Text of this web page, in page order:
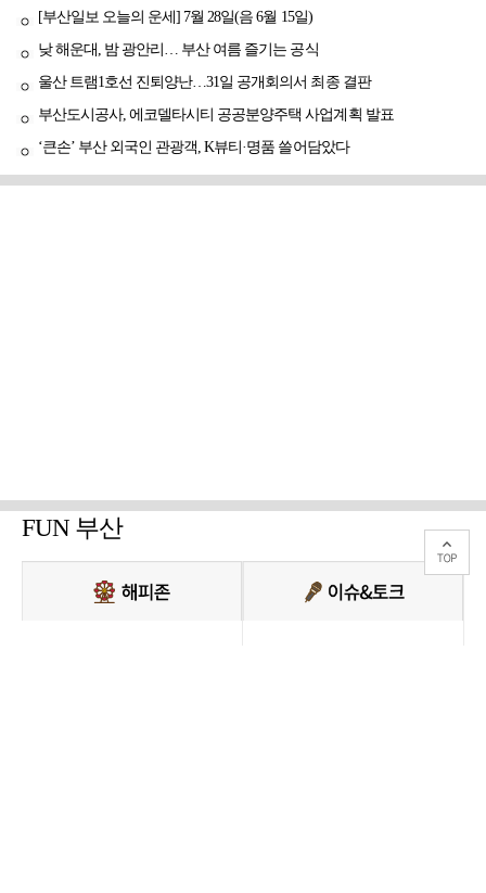
[부산일보 오늘의 운세] 7월 28일(음 6월 15일)
낮 해운대, 밤 광안리… 부산 여름 즐기는 공식
울산 트램1호선 진퇴양난…31일 공개회의서 최종 결판
부산도시공사, 에코델타시티 공공분양주택 사업계획 발표
‘큰손’ 부산 외국인 관광객, K뷰티·명품 쓸어담았다
FUN 부산